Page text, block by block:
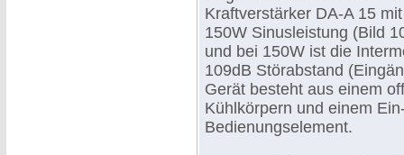
Kraftverstärker DA-A 15
150W Sinusleistung (Bild
und bei 150W ist die
109dB Störabstand
Gerät besteht aus einem
Kühlkörpern und einem
Bedienungselement.